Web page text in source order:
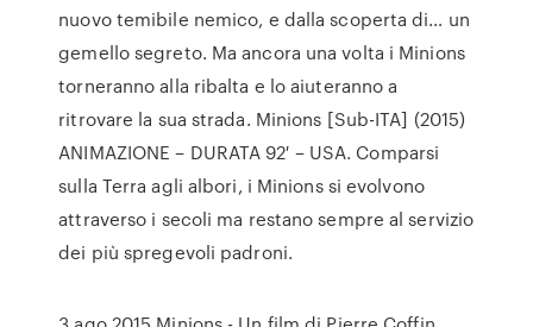
nuovo temibile nemico, e dalla scoperta di… un
gemello segreto. Ma ancora una volta i Minions
torneranno alla ribalta e lo aiuteranno a
ritrovare la sua strada. Minions [Sub-ITA] (2015)
ANIMAZIONE – DURATA 92′ – USA. Comparsi
sulla Terra agli albori, i Minions si evolvono
attraverso i secoli ma restano sempre al servizio
dei più spregevoli padroni.